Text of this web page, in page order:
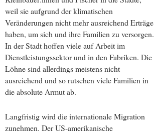
weil sie aufgrund der klimatischen
Veränderungen nicht mehr ausreichend Erträge
haben, um sich und ihre Familien zu versorgen.
In der Stadt hoffen viele auf Arbeit im
Dienstleistungssektor und in den Fabriken. Die
Löhne sind allerdings meistens nicht
ausreichend und so rutschen viele Familien in
die absolute Armut ab.
Langfristig wird die internationale Migration
zunehmen. Der US-amerikanische